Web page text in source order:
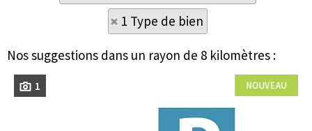
1 Type de bien
Nos suggestions dans un rayon de 8 kilomètres :
1